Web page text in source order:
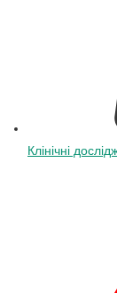
Клінічні